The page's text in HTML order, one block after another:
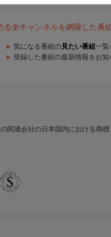
全チャンネルを網羅した番
気になる番組の 見たい番組 一覧
登録した番組の最新情報をお知
関連会社の日本国内における商標